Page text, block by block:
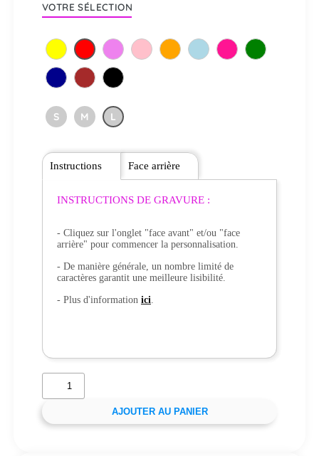
VOTRE SÉLECTION
S M L
Instructions
INSTRUCTIONS DE GRAVURE :
- Cliquez sur l'onglet "face avant" et/ou "face
arrière" pour commencer la personnalisation.
- De manière générale, un nombre limité de
caractères garantit une meilleure lisibilité.
- Plus d'information ici.
Face arrière
AJOUTER AU PANIER